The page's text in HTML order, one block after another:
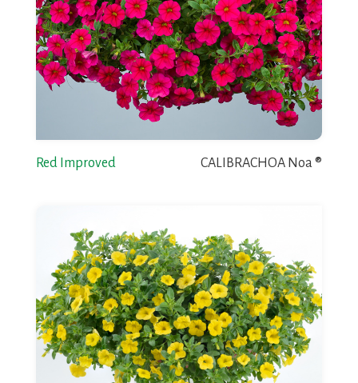
Red Improved CALIBRACHOA Noa ®